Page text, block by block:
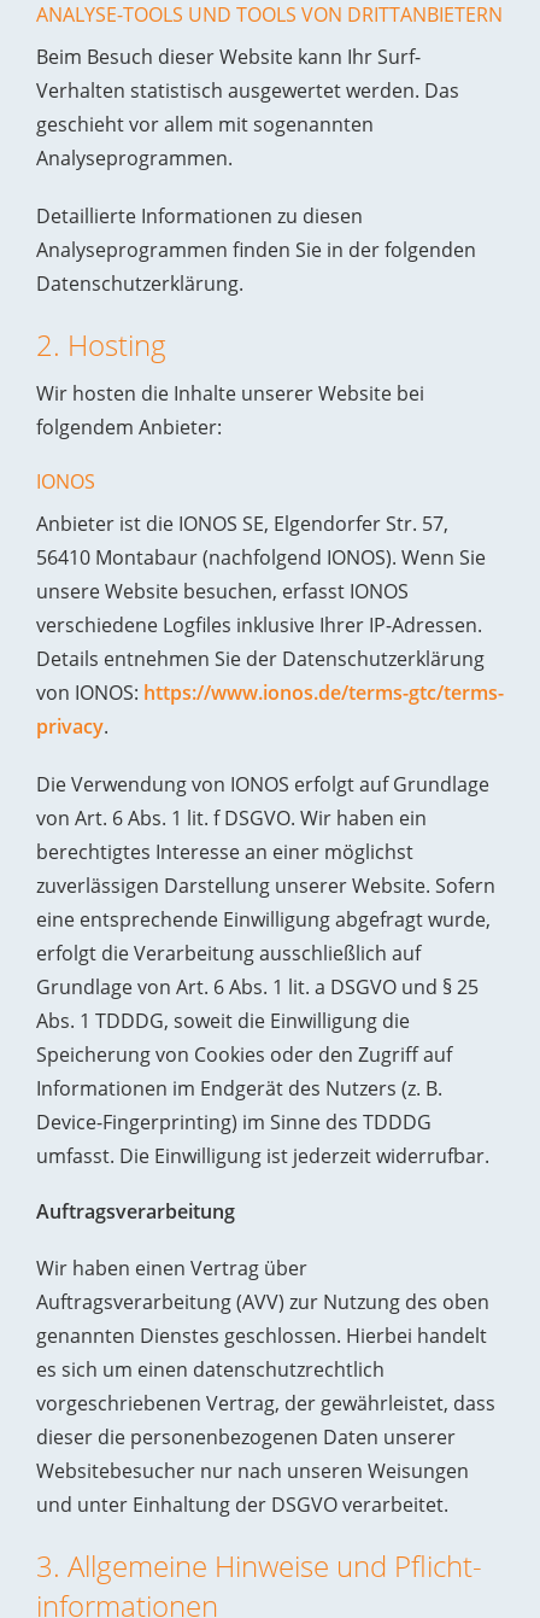
ANALYSE-TOOLS UND TOOLS VON DRITT­ANBIETERN
Beim Besuch dieser Website kann Ihr Surf-
Verhalten statistisch ausgewertet werden. Das
geschieht vor allem mit sogenannten
Analyseprogrammen.
Detaillierte Informationen zu diesen
Analyseprogrammen finden Sie in der folgenden
Datenschutzerklärung.
2. Hosting
Wir hosten die Inhalte unserer Website bei
folgendem Anbieter:
IONOS
Anbieter ist die IONOS SE, Elgendorfer Str. 57,
56410 Montabaur (nachfolgend IONOS). Wenn Sie
unsere Website besuchen, erfasst IONOS
verschiedene Logfiles inklusive Ihrer IP-Adressen.
Details entnehmen Sie der Datenschutzerklärung
von IONOS: https://www.ionos.de/terms-gtc/terms-
privacy.
Die Verwendung von IONOS erfolgt auf Grundlage
von Art. 6 Abs. 1 lit. f DSGVO. Wir haben ein
berechtigtes Interesse an einer möglichst
zuverlässigen Darstellung unserer Website. Sofern
eine entsprechende Einwilligung abgefragt wurde,
erfolgt die Verarbeitung ausschließlich auf
Grundlage von Art. 6 Abs. 1 lit. a DSGVO und § 25
Abs. 1 TDDDG, soweit die Einwilligung die
Speicherung von Cookies oder den Zugriff auf
Informationen im Endgerät des Nutzers (z. B.
Device-Fingerprinting) im Sinne des TDDDG
umfasst. Die Einwilligung ist jederzeit widerrufbar.
Auftragsverarbeitung
Wir haben einen Vertrag über
Auftragsverarbeitung (AVV) zur Nutzung des oben
genannten Dienstes geschlossen. Hierbei handelt
es sich um einen datenschutzrechtlich
vorgeschriebenen Vertrag, der gewährleistet, dass
dieser die personenbezogenen Daten unserer
Websitebesucher nur nach unseren Weisungen
und unter Einhaltung der DSGVO verarbeitet.
3. Allgemeine Hinweise und Pflicht­
informationen